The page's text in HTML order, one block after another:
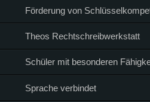
Förderung von
Theos Rechtschreibwerkstatt
Schüler mit besonderen
Sprache verbindet